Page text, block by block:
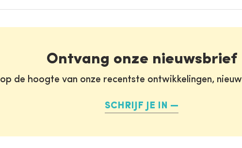
Ontvang onze nieuwsbrief
op de hoogte van onze recentste ontwikkelingen,
SCHRIJF JE IN